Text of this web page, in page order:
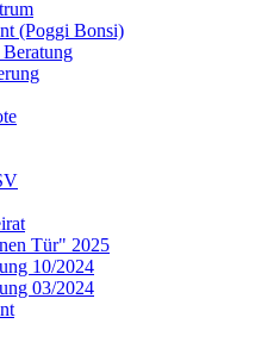
(Poggi Bonsi)
Tür" 2025
10/2024
03/2024